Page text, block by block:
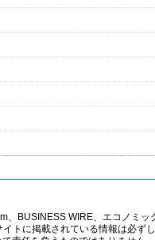
、BUSINESS WIRE、エコノミ
トに掲載されている情報は必